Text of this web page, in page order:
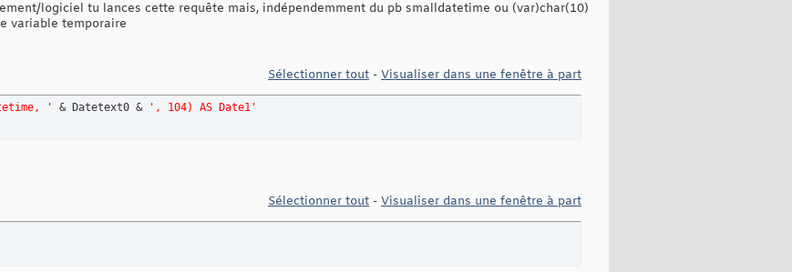
logiciel tu lances cette requête mais, indépendemment du pb smalldatetime ou (var)char(10)
variable temporaire
Sélectionner tout - Visualiser dans une fenêtre à part
' & Datetext0 & ', 104) AS Date1'
Sélectionner tout - Visualiser dans une fenêtre à part